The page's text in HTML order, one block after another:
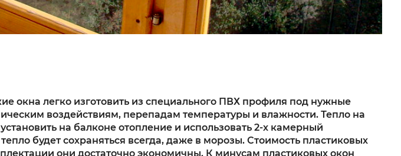
окна легко изготовить из специального ПВХ профиля под нужные
воздействиям, перепадам температуры и влажности. Тепло на
на балконе отопление и использовать 2-х камерный
будет сохраняться всегда, даже в морозы. Стоимость пластиковых
они достаточно экономичны. К минусам пластиковых окон